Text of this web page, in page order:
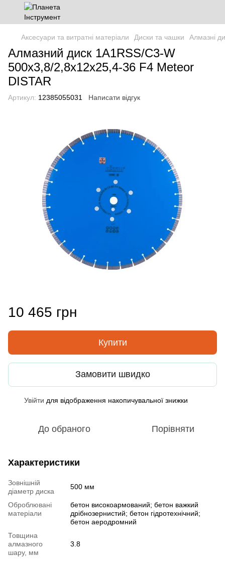
Аксесуари та витратні матеріали Диски та чашки Алмазні
Алмазний диск 1A1RSS/C3-W
500x3,8/2,8x12x25,4-36 F4 Meteor
DISTAR
Артикул: 12385055031 Написати відгук
10 465 грн
Купити
Замовити швидко
Увійти для відображення накопичувальної знижки
До обраного Порівняти
Характеристики
Зовнішній
діаметр диска
500 мм
Оброблювані
матеріали
бетон високоармований; бетон важкий
дрібнозернистий; бетон гідротехнічний;
бетон аеродромний
Товщина
алмазного
шару, мм
3.8